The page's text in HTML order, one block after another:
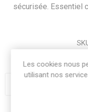
sécurisée. Essentiel
Les cookies nous
utilisant nos